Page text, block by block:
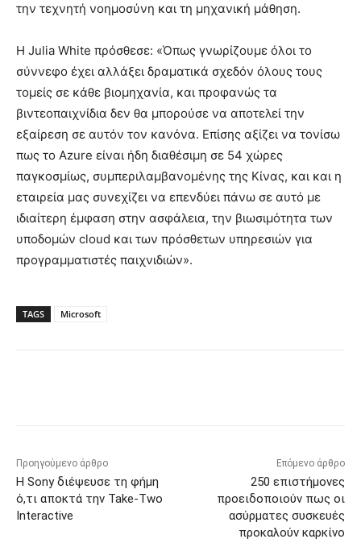
την τεχνητή νοημοσύνη και τη μηχανική μάθηση.
Η Julia White πρόσθεσε: «Όπως γνωρίζουμε όλοι το
σύννεφο έχει αλλάξει δραματικά σχεδόν όλους τους
τομείς σε κάθε βιομηχανία, και προφανώς τα
βιντεοπαιχνίδια δεν θα μπορούσε να αποτελεί την
εξαίρεση σε αυτόν τον κανόνα. Επίσης αξίζει να τονίσω
πως το Azure είναι ήδη διαθέσιμη σε 54 χώρες
παγκοσμίως, συμπεριλαμβανομένης της Κίνας, και και η
εταιρεία μας συνεχίζει να επενδύει πάνω σε αυτό με
ιδιαίτερη έμφαση στην ασφάλεια, την βιωσιμότητα των
υποδομών cloud και των πρόσθετων υπηρεσιών για
προγραμματιστές παιχνιδιών».
TAGS Microsoft
Προηγούμενο άρθρο
Η Sony διέψευσε τη φήμη
ό,τι αποκτά την Take-Two
Interactive
Επόμενο άρθρο
250 επιστήμονες
προειδοποιούν πως οι
ασύρματες συσκευές
προκαλούν καρκίνο